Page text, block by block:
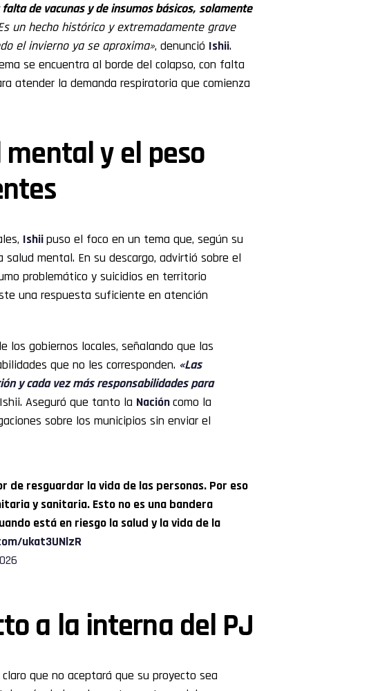
de vacunas y de insumos básicos, solamente
un hecho histórico y extremadamente grave
el invierno ya se aproxima», denunció Ishii.
se encuentra al borde del colapso, con falta
atender la demanda respiratoria que comienza
mental y el peso
Ishiipuso el foco en un tema que, según su
mental. En su descargo, advirtió sobre el
problemático y suicidios en territorio
una respuesta suficiente en atención
los gobiernos locales, señalando que las
que no les corresponden. «Las
y cada vez más responsabilidades para
Aseguró que tanto la Nacióncomo la
sobre los municipios sin enviar el
de resguardar la vida de las personas. Por eso
y sanitaria. Esto no es una bandera
está en riesgo la salud y la vida de la
ukat3UNlzR
a la interna del PJ
que no aceptará que su proyecto sea